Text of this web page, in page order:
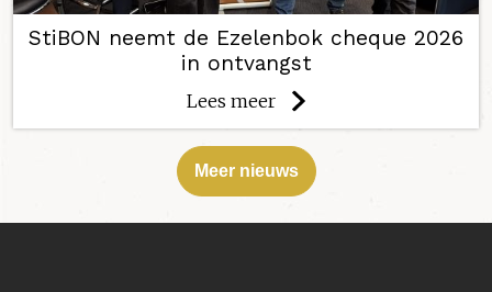
StiBON neemt de Ezelenbok cheque 2026
in ontvangst
Lees meer
Meer nieuws